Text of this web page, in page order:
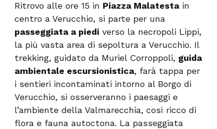
Ritrovo alle ore 15 in Piazza Malatestain
centro a Verucchio, si parte per una
passeggiata a piedi verso la necropoli Lippi,
la più vasta area di sepoltura a Verucchio. Il
trekking, guidato da Muriel Corroppoli, guida
ambientale escursionistica, farà tappa per
i sentieri incontaminati intorno al Borgo di
Verucchio, si osserveranno i paesaggi e
l’ambiente della Valmarecchia, così ricco di
flora e fauna autoctona. La passeggiata